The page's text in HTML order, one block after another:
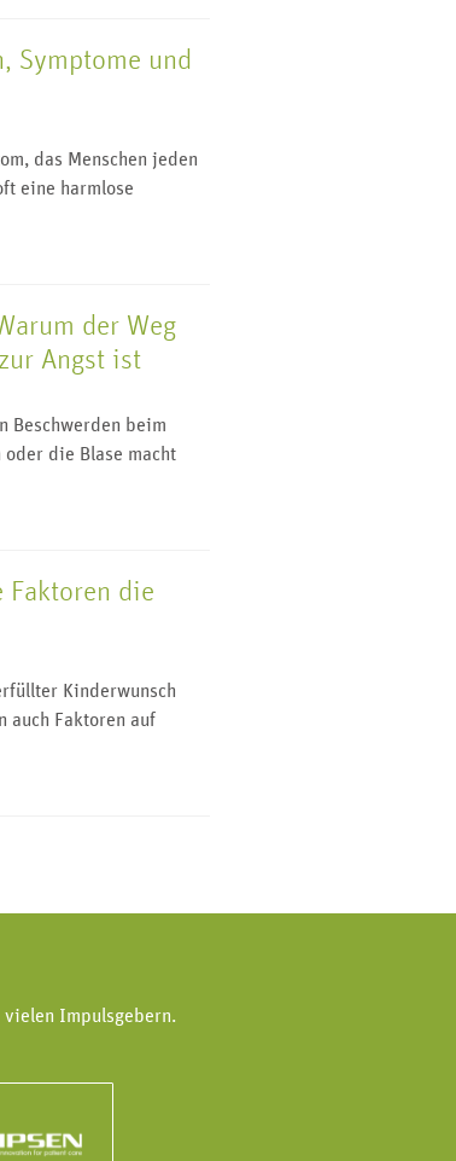
Symptome und
das Menschen jeden
eine harmlose
der Weg
Angst ist
Beschwerden beim
oder die Blase macht
Faktoren die
Kinderwunsch
auch Faktoren auf
vielen Impulsgebern.